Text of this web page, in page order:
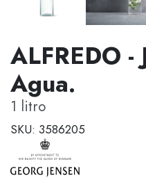
ALFREDO -
Agua.
1 litro
SKU: 3586205